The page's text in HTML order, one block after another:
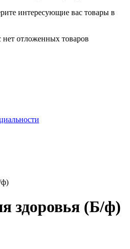
интересующие вас товары в
отложенных товаров
ф)
здоровья (Б/ф)